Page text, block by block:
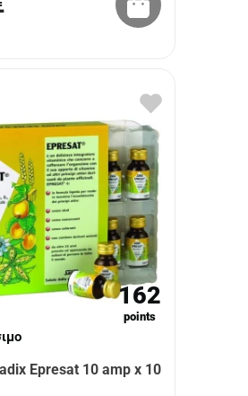
162
points
Epresat 10 amp x 10